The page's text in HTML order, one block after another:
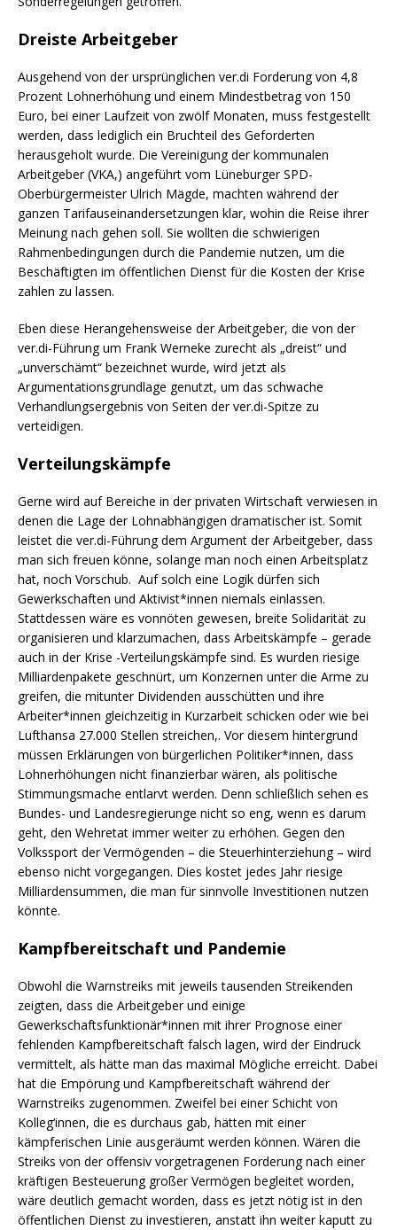
Dreiste Arbeitgeber
Ausgehend von der ursprünglichen ver.di Forderung von 4,8
Prozent Lohnerhöhung und einem Mindestbetrag von 150
Euro, bei einer Laufzeit von zwölf Monaten, muss festgestellt
werden, dass lediglich ein Bruchteil des Geforderten
herausgeholt wurde. Die Vereinigung der kommunalen
Arbeitgeber (VKA,) angeführt vom Lüneburger SPD-
Oberbürgermeister Ulrich Mägde, machten während der
ganzen Tarifauseinandersetzungen klar, wohin die Reise ihrer
Meinung nach gehen soll. Sie wollten die schwierigen
Rahmenbedingungen durch die Pandemie nutzen, um die
Beschäftigten im öffentlichen Dienst für die Kosten der Krise
zahlen zu lassen.
Eben diese Herangehensweise der Arbeitgeber, die von der
ver.di-Führung um Frank Werneke zurecht als „dreist“ und
„unverschämt“ bezeichnet wurde, wird jetzt als
Argumentationsgrundlage genutzt, um das schwache
Verhandlungsergebnis von Seiten der ver.di-Spitze zu
verteidigen.
Verteilungskämpfe
Gerne wird auf Bereiche in der privaten Wirtschaft verwiesen in
denen die Lage der Lohnabhängigen dramatischer ist. Somit
leistet die ver.di-Führung dem Argument der Arbeitgeber, dass
man sich freuen könne, solange man noch einen Arbeitsplatz
hat, noch Vorschub. Auf solch eine Logik dürfen sich
Gewerkschaften und Aktivist*innen niemals einlassen.
Stattdessen wäre es vonnöten gewesen, breite Solidarität zu
organisieren und klarzumachen, dass Arbeitskämpfe – gerade
auch in der Krise -Verteilungskämpfe sind. Es wurden riesige
Milliardenpakete geschnürt, um Konzernen unter die Arme zu
greifen, die mitunter Dividenden ausschütten und ihre
Arbeiter*innen gleichzeitig in Kurzarbeit schicken oder wie bei
Lufthansa 27.000 Stellen streichen,. Vor diesem hintergrund
müssen Erklärungen von bürgerlichen Politiker*innen, dass
Lohnerhöhungen nicht finanzierbar wären, als politische
Stimmungsmache entlarvt werden. Denn schließlich sehen es
Bundes- und Landesregierunge nicht so eng, wenn es darum
geht, den Wehretat immer weiter zu erhöhen. Gegen den
Volkssport der Vermögenden – die Steuerhinterziehung – wird
ebenso nicht vorgegangen. Dies kostet jedes Jahr riesige
Milliardensummen, die man für sinnvolle Investitionen nutzen
könnte.
Kampfbereitschaft und Pandemie
Obwohl die Warnstreiks mit jeweils tausenden Streikenden
zeigten, dass die Arbeitgeber und einige
Gewerkschaftsfunktionär*innen mit ihrer Prognose einer
fehlenden Kampfbereitschaft falsch lagen, wird der Eindruck
vermittelt, als hätte man das maximal Mögliche erreicht. Dabei
hat die Empörung und Kampfbereitschaft während der
Warnstreiks zugenommen. Zweifel bei einer Schicht von
Kolleg‘innen, die es durchaus gab, hätten mit einer
kämpferischen Linie ausgeräumt werden können. Wären die
Streiks von der offensiv vorgetragenen Forderung nach einer
kräftigen Besteuerung großer Vermögen begleitet worden,
wäre deutlich gemacht worden, dass es jetzt nötig ist in den
öffentlichen Dienst zu investieren, anstatt ihn weiter kaputt zu